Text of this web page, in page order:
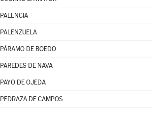
PALENCIA
PALENZUELA
PÁRAMO DE BOEDO
PAREDES DE NAVA
PAYO DE OJEDA
PEDRAZA DE CAMPOS